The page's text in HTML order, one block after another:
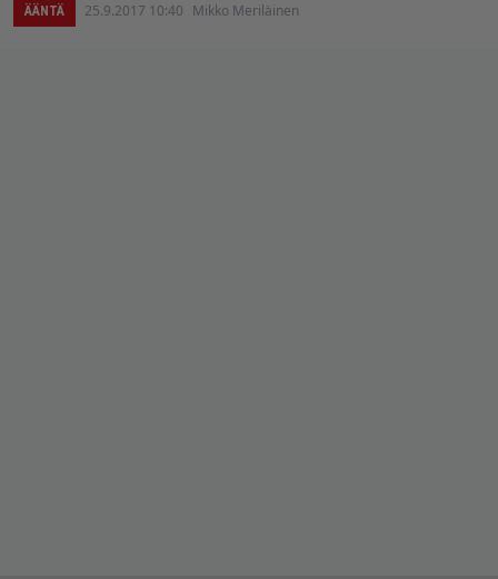
ÄÄNTÄ 25.9.2017 10:40 Mikko Meriläinen